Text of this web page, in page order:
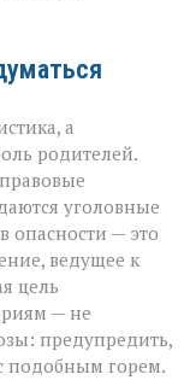
а
родителей.
уголовные
опасности — это
ведущее к
цель
— не
предупредить,
подобным горем.